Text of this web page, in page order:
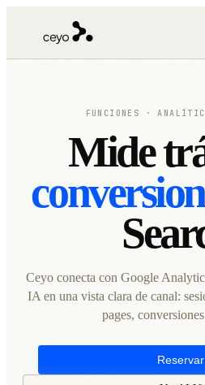
FUNCIONES ·
Mide
Ceyo conecta con Google
IA en una vista clara de canal:
pages,